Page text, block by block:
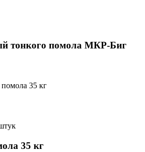
тонкого помола МКР-Биг
35 кг